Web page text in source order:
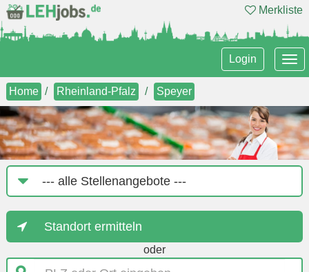
Merkliste
Login
Home Rheinland-Pfalz Speyer
Job-
Kategorie
Standort ermitteln
oder
PLZ